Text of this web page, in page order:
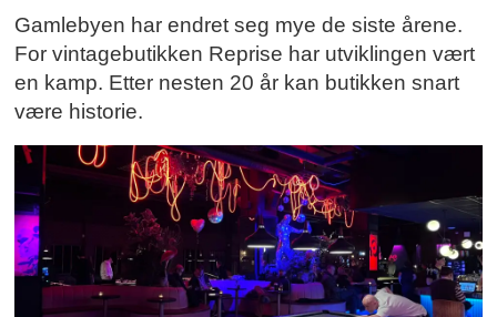
Gamlebyen har endret seg mye de siste årene.
For vintagebutikken Reprise har utviklingen vært
en kamp. Etter nesten 20 år kan butikken snart
være historie.